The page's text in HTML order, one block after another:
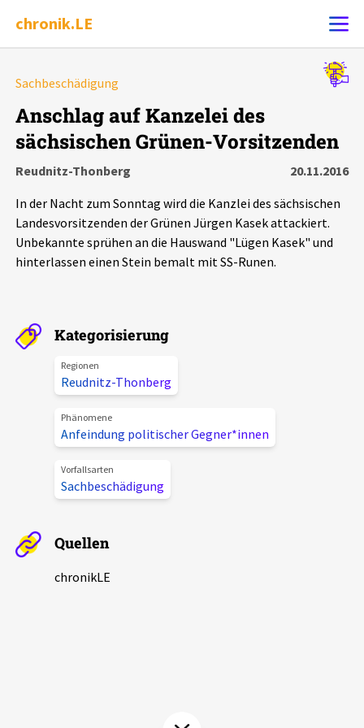
chronik.LE
Chronik
Leipziger Zustände
Phänomene
Aktuelles
Alle Beiträge
Pressemitteilungen
Über uns
Projektbeschreibung
Unterstützer_innen
Spenden
Sachbeschädigung
Anschlag auf Kanzelei des
sächsischen Grünen-Vorsitzenden
Reudnitz-Thonberg
20.11.2016
In der Nacht zum Sonntag wird die Kanzlei des sächsischen
Landesvorsitzenden der Grünen Jürgen Kasek attackiert.
Unbekannte sprühen an die Hauswand "Lügen Kasek" und
hinterlassen einen Stein bemalt mit SS-Runen.
Kategorisierung
Regionen
Reudnitz-Thonberg
Phänomene
Anfeindung politischer Gegner*innen
Vorfallsarten
Sachbeschädigung
Quellen
chronikLE
Alle Ereignisse
Ereignisse
Ereignisse Statistik